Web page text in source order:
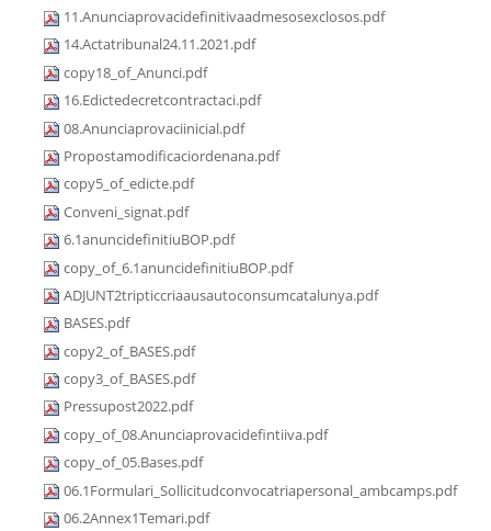
11.Anunciaprovacidefinitivaadmesosexclosos.pdf
14.Actatribunal24.11.2021.pdf
copy18_of_Anunci.pdf
16.Edictedecretcontractaci.pdf
08.Anunciaprovaciinicial.pdf
Propostamodificaciordenana.pdf
copy5_of_edicte.pdf
Conveni_signat.pdf
6.1anuncidefinitiuBOP.pdf
copy_of_6.1anuncidefinitiuBOP.pdf
ADJUNT2tripticcriaausautoconsumcatalunya.pdf
BASES.pdf
copy2_of_BASES.pdf
copy3_of_BASES.pdf
Pressupost2022.pdf
copy_of_08.Anunciaprovacidefintiiva.pdf
copy_of_05.Bases.pdf
06.1Formulari_Sollicitudconvocatriapersonal_ambcamps.pdf
06.2Annex1Temari.pdf